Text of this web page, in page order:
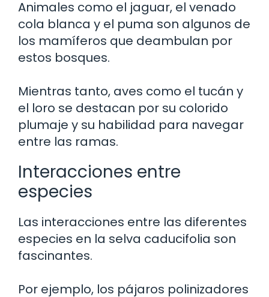
Animales como el jaguar, el venado
cola blanca y el puma son algunos de
los mamíferos que deambulan por
estos bosques.
Mientras tanto, aves como el tucán y
el loro se destacan por su colorido
plumaje y su habilidad para navegar
entre las ramas.
Interacciones entre
especies
Las interacciones entre las diferentes
especies en la selva caducifolia son
fascinantes.
Por ejemplo, los pájaros polinizadores